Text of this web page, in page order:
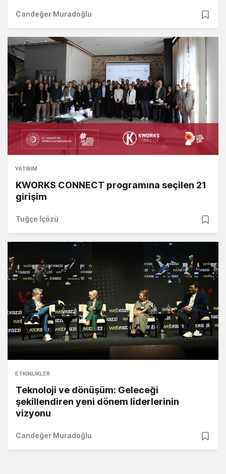
Candeğer Muradoğlu
YATIRIM
KWORKS CONNECT programına seçilen 21
girişim
Tuğçe İçözü
ETKINLIKLER
Teknoloji ve dönüşüm: Geleceği
şekillendiren yeni dönem liderlerinin
vizyonu
Candeğer Muradoğlu